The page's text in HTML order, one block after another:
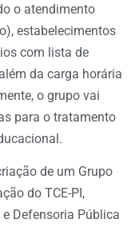
o atendimento
estabelecimentos
com lista de
da carga horária
o grupo vai
para o tratamento
de um Grupo
do TCE-PI,
Defensoria Pública